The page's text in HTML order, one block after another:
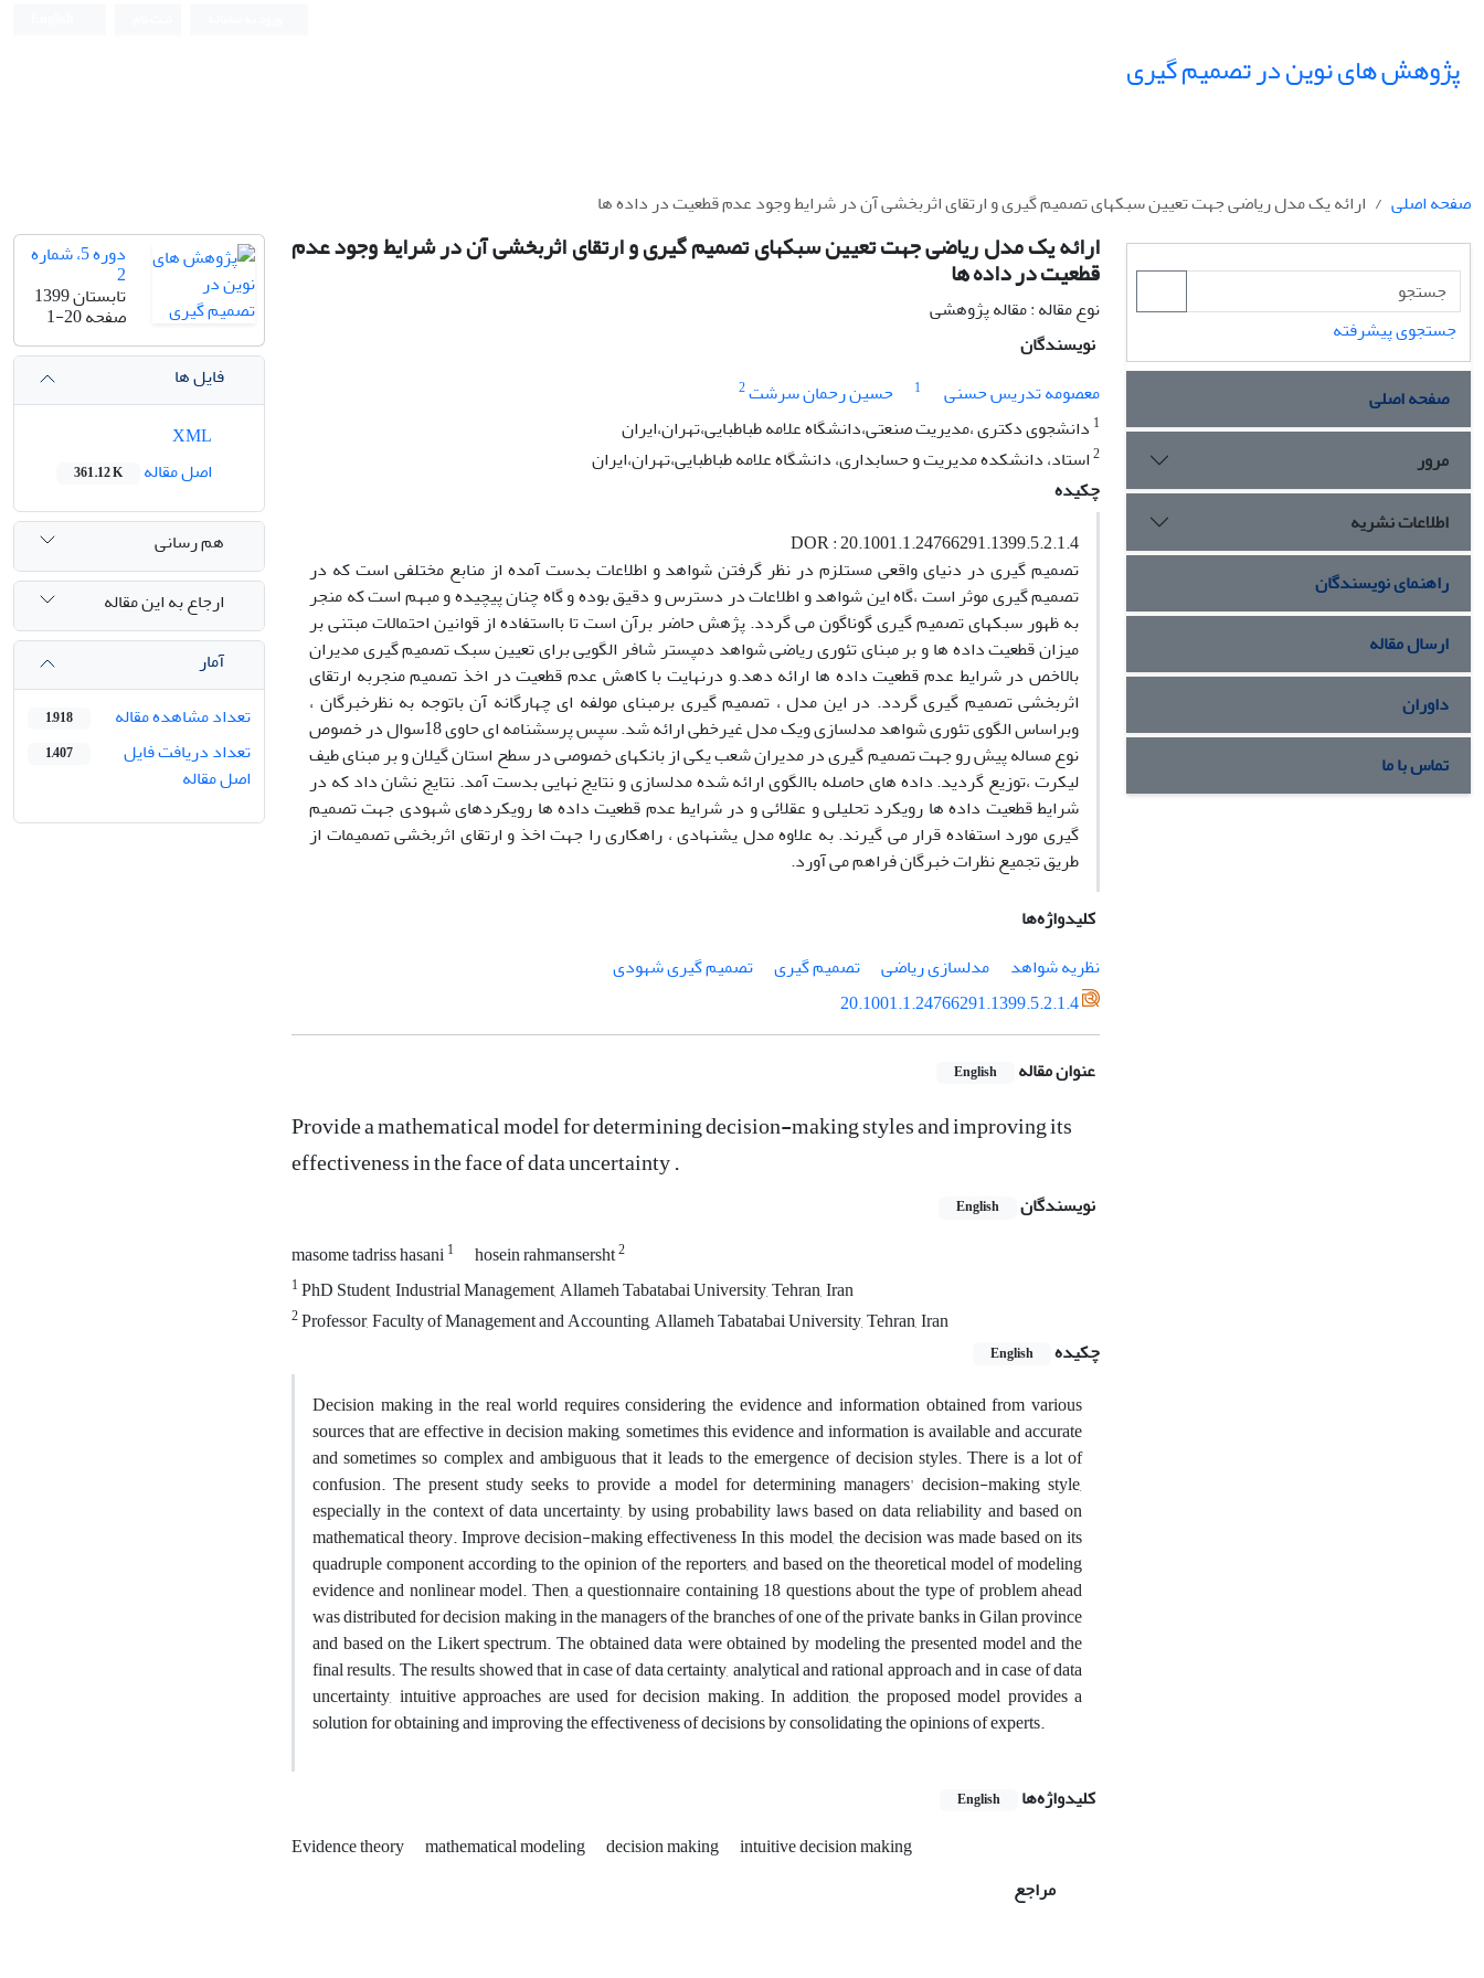
پژوهش های نوین در تصمیم گیری
صفحه اصلی ارائه یک مدل ریاضی جهت تعیین سبکهای تصمیم گیری و ارتقای اثربخشی آن در شرایط وجود عدم قطعیت در داده ها
ارائه یک مدل ریاضی جهت تعیین سبکهای تصمیم گیری و ارتقای اثربخشی آن در شرایط وجود عدم
قطعیت در داده ها
نوع مقاله : مقاله پژوهشی
نویسندگان
معصومه تدریس حسنی
1 حسین رحمان سرشت2
1 دانشجوی دکتری ،مدیریت صنعتی،دانشگاه علامه طباطبایی،تهران،ایران
2استاد، دانشکده مدیریت و حسابداری، دانشگاه علامه طباطبایی،تهران،ایران
چکیده
DOR : 20.1001.1.24766291.1399.5.2.1.4
تصمیم گیری در دنیای واقعی مستلزم در نظر گرفتن شواهد و اطلاعات بدست آمده از منابع مختلفی است که در
تصمیم گیری موثر است ،گاه این شواهد و اطلاعات در دسترس و دقیق بوده و گاه چنان پیچیده و مبهم است که منجر
به ظهور سبکهای تصمیم گیری گوناگون می گردد. پژهش حاضر برآن است تا بااستفاده از قوانین احتمالات مبتنی بر
میزان قطعیت داده ها و بر مبنای تئوری ریاضی شواهد دمپستر شافر الگویی برای تعیین سبک تصمیم گیری مدیران
بالاخص در شرایط عدم قطعیت داده ها ارائه دهد.و درنهایت با کاهش عدم قطعیت در اخذ تصمیم منجربه ارتقای
اثربخشی تصمیم گیری گردد. در این مدل ، تصمیم گیری برمبنای مولفه ای چهارگانه آن باتوجه به نظرخبرگان ،
وبراساس الگوی تئوری شواهد مدلسازی ویک مدل غیرخطی ارائه شد. سپس پرسشنامه ای حاوی 18سوال در خصوص
نوع مساله پیش رو جهت تصمیم گیری در مدیران شعب یکی از بانکهای خصوصی در سطح استان گیلان و بر مبنای طیف
لیکرت ،توزیع گردید. داده های حاصله باالگوی ارائه شده مدلسازی و نتایج نهایی بدست آمد. نتایج نشان داد که در
شرایط قطعیت داده ها رویکرد تحلیلی و عقلائی و در شرایط عدم قطعیت داده ها رویکردهای شهودی جهت تصمیم
گیری مورد استفاده قرار می گیرند. به علاوه مدل یشنهادی ، راهکاری را جهت اخذ و ارتقای اثربخشی تصمیمات از
طریق تجمیع نظرات خبرگان فراهم می آورد.
کلیدواژه‌ها
نظریه شواهد
مدلسازی ریاضی تصمیم گیری
تصمیم گیری شهودی
20.1001.1.24766291.1399.5.2.1.4
عنوان مقاله English
Provide a mathematical model for determining decision-making styles and improving its
effectiveness in the face of data uncertainty .
نویسندگان English
masome tadriss hasani1 hosein rahmansersht2
1PhD Student, Industrial Management, Allameh Tabatabai University, Tehran, Iran
2Professor, Faculty of Management and Accounting, Allameh Tabatabai University, Tehran, Iran
چکیده
English
Decision making in the real world requires considering the evidence and information obtained from various
sources that are effective in decision making, sometimes this evidence and information is available and accurate
and sometimes so complex and ambiguous that it leads to the emergence of decision styles. There is a lot of
confusion. The present study seeks to provide a model for determining managers' decision-making style,
especially in the context of data uncertainty, by using probability laws based on data reliability and based on
mathematical theory. Improve decision-making effectiveness In this model, the decision was made based on its
quadruple component according to the opinion of the reporters, and based on the theoretical model of modeling
evidence and nonlinear model. Then, a questionnaire containing 18 questions about the type of problem ahead
was distributed for decision making in the managers of the branches of one of the private banks in Gilan province
and based on the Likert spectrum. The obtained data were obtained by modeling the presented model and the
final results. The results showed that in case of data certainty, analytical and rational approach and in case of data
uncertainty, intuitive approaches are used for decision making. In addition, the proposed model provides a
solution for obtaining and improving the effectiveness of decisions by consolidating the opinions of experts.
کلیدواژه‌ها English
Evidence theory mathematical modeling decision making
intuitive decision making
مراجع
دوره 5، شماره
2
تابستان 1399
صفحه1-20
فایل ها
اصل مقاله
361.12 K
هم رسانی
ارجاع به این مقاله
آمار
تعداد مشاهده مقاله
1,918
تعداد دریافت فایل
اصل مقاله
1,407
جستجوی پیشرفته
صفحه اصلی
مرور
اطلاعات نشریه
راهنمای نویسندگان
ارسال مقاله
داوران
تماس با ما